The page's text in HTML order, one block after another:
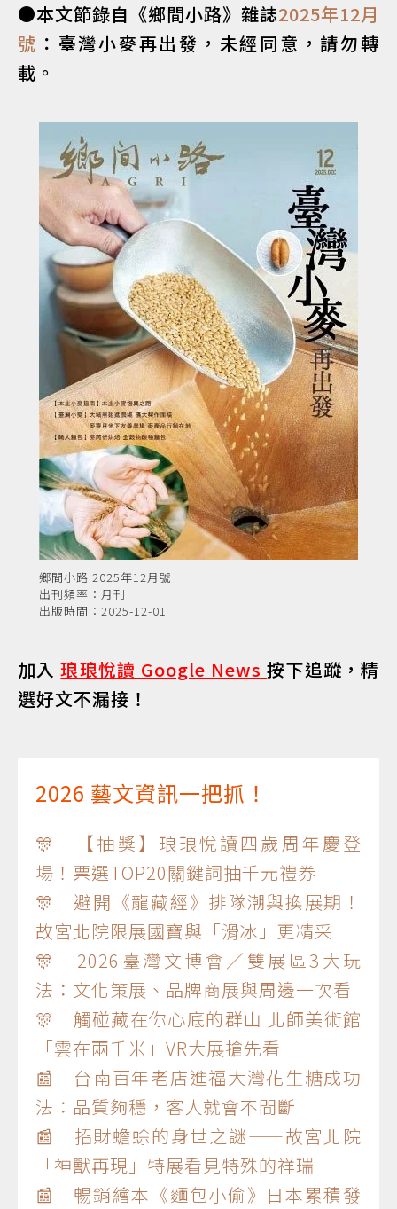
●本文節錄自《鄉間小路》雜誌2025年12月
號 ：臺灣小麥再出發，未經同意，請勿轉
載。
鄉間小路 2025年12月號
出刊頻率：月刊
出版時間：2025-12-01
加入琅琅悅讀 Google News按下追蹤，精
選好文不漏接！
2026 藝文資訊一把抓！
🎊 【抽獎】琅琅悅讀四歲周年慶登
場！票選TOP20關鍵詞抽千元禮券
🎊 避開《龍藏經》排隊潮與換展期！
故宮北院限展國寶與「滑冰」更精采
🎊 2026臺灣文博會／雙展區3大玩
法：文化策展、品牌商展與周邊一次看
🎊 觸碰藏在你心底的群山 北師美術館
「雲在兩千米」VR大展搶先看
📰 台南百年老店進福大灣花生糖成功
法：品質夠穩，客人就會不間斷
📰 招財蟾蜍的身世之謎——故宮北院
「神獸再現」特展看見特殊的祥瑞
📰 暢銷繪本《麵包小偷》日本累積發